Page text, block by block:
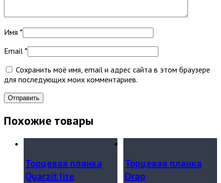
Имя *
Email *
Сохранить моё имя, email и адрес сайта в этом браузере
для последующих моих комментариев.
Похожие товары
Торцевая планка
Quarzit lite
Торцевая планка
Drap